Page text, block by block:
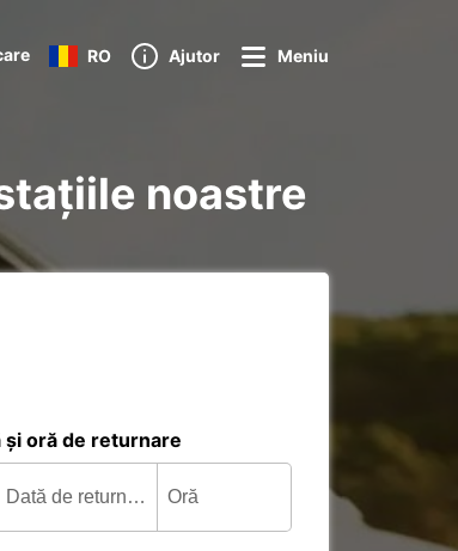
RO Ajutor Meniu
noastre
și oră de returnare